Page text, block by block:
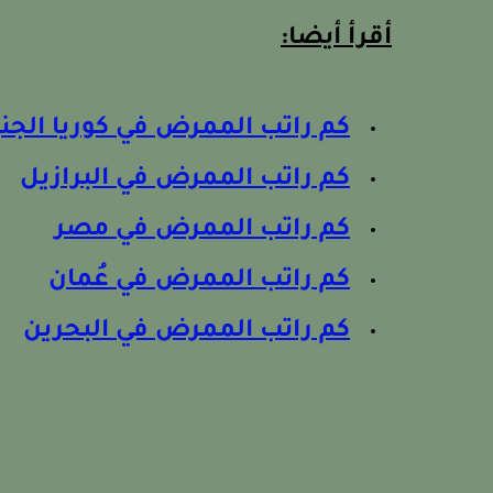
أقرأ أيضا:
كم راتب الممرض في كوريا
كم راتب الممرض في البرازيل
كم راتب الممرض في مصر
كم راتب الممرض في عُمان
كم راتب الممرض في البحرين